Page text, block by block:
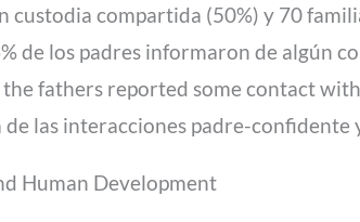
custodia compartida (50%) y 70
de los padres informaron de algún
fathers reported some contact
las interacciones padre-confidente
Human Development